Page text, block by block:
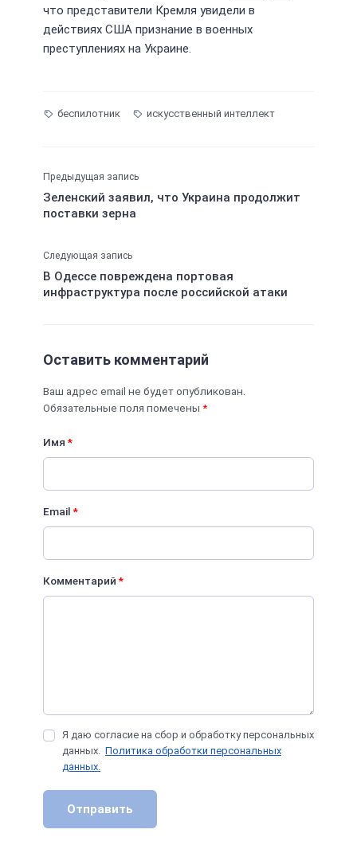
что представители Кремля увидели в
действиях США признание в военных
преступлениях на Украине.
беспилотник искусственный интеллект
Предыдущая запись
Зеленский заявил, что Украина продолжит
поставки зерна
Следующая запись
В Одессе повреждена портовая
инфраструктура после российской атаки
Оставить комментарий
Ваш адрес email не будет опубликован.
Обязательные поля помечены *
Имя*
Email*
Комментарий*
Я даю согласие на сбор и обработку персональных
данных. Политика обработки персональных
данных.
Отправить